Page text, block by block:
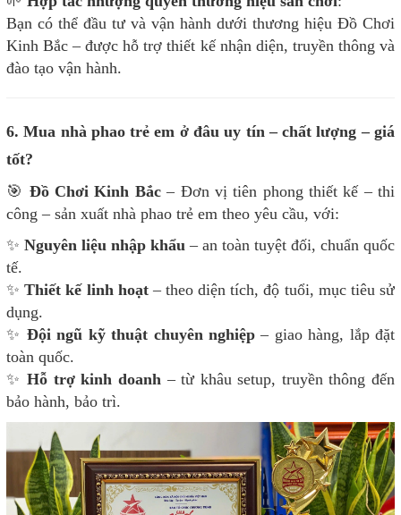
Bạn có thể đầu tư và vận hành dưới thương hiệu Đồ Chơi
Kinh Bắc – được hỗ trợ thiết kế nhận diện, truyền thông và
đào tạo vận hành.
6. Mua nhà phao trẻ em ở đâu uy tín – chất lượng – giá
tốt?
🎯 Đồ Chơi Kinh Bắc– Đơn vị tiên phong thiết kế – thi
công – sản xuất nhà phao trẻ em theo yêu cầu, với:
✨ Nguyên liệu nhập khẩu – an toàn tuyệt đối, chuẩn quốc
tế.
✨Thiết kế linh hoạt– theo diện tích, độ tuổi, mục tiêu sử
dụng.
✨ Đội ngũ kỹ thuật chuyên nghiệp– giao hàng, lắp đặt
toàn quốc.
✨Hỗ trợ kinh doanh – từ khâu setup, truyền thông đến
bảo hành, bảo trì.